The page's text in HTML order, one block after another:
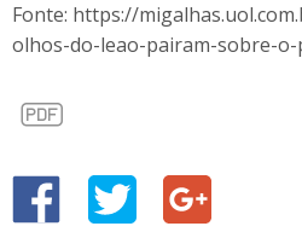
Fonte: https://
olhos-do-leao-pairam-sobre-